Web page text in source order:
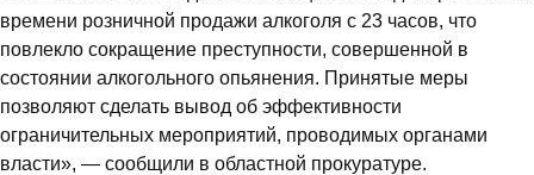
времени розничной продажи алкоголя с 23 часов, что
повлекло сокращение преступности, совершенной в
состоянии алкогольного опьянения. Принятые меры
позволяют сделать вывод об эффективности
ограничительных мероприятий, проводимых органами
власти», — сообщили в областной прокуратуре.